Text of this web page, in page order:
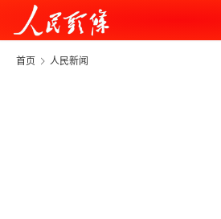
首页 人民新闻